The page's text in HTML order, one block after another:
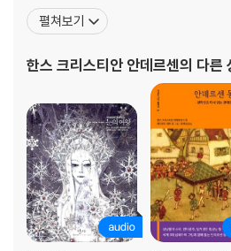
마크 왕립 극장의 단원이 되어 배우의 꿈
서 글쓰기에 집중하게 된다. 1822년 완성
콜린과 국왕 프레데리크 6세의 도움으로
펼쳐보기
한스 크리스티안 안데르센의 다른